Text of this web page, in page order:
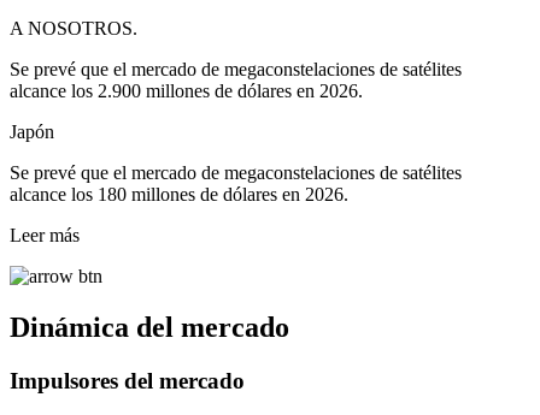
A NOSOTROS.
Se prevé que el mercado de megaconstelaciones de satélites
alcance los 2.900 millones de dólares en 2026.
Japón
Se prevé que el mercado de megaconstelaciones de satélites
alcance los 180 millones de dólares en 2026.
Leer más
Dinámica del mercado
Impulsores del mercado